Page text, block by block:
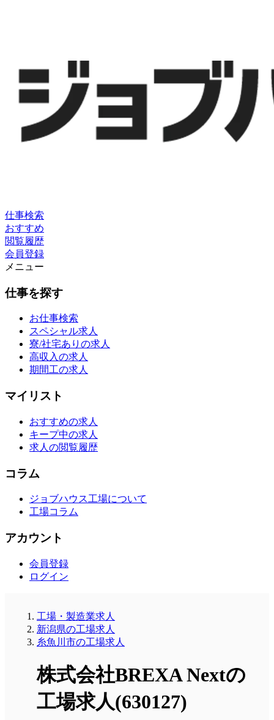
仕事検索
おすすめ
閲覧履歴
会員登録
メニュー
仕事を探す
お仕事検索
スペシャル求人
寮/社宅ありの求人
高収入の求人
期間工の求人
マイリスト
おすすめの求人
キープ中の求人
求人の閲覧履歴
コラム
ジョブハウス工場について
工場コラム
アカウント
会員登録
ログイン
工場・製造業求人
新潟県の工場求人
糸魚川市の工場求人
株式会社BREXA Nextの
工場求人(630127)